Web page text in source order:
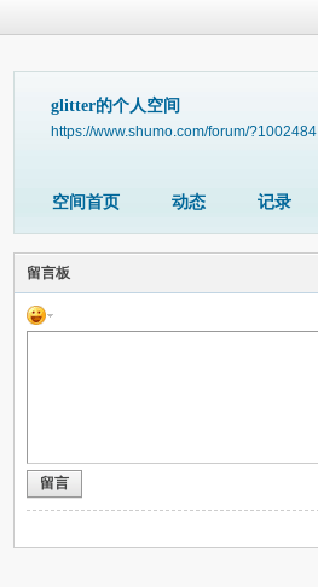
glitter的个人空间
https://www.shumo.com/forum/?1002484
空间首页 动态 记录
留言板
留言